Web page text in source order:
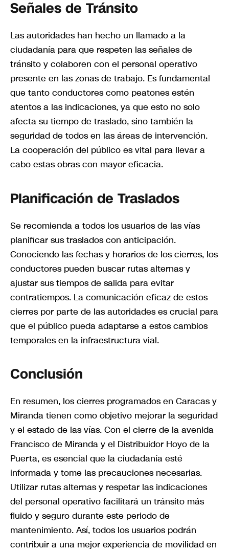
Señales de Tránsito
Las autoridades han hecho un llamado a la
ciudadanía para que respeten las señales de
tránsito y colaboren con el personal operativo
presente en las zonas de trabajo. Es fundamental
que tanto conductores como peatones estén
atentos a las indicaciones, ya que esto no solo
afecta su tiempo de traslado, sino también la
seguridad de todos en las áreas de intervención.
La cooperación del público es vital para llevar a
cabo estas obras con mayor eficacia.
Planificación de Traslados
Se recomienda a todos los usuarios de las vías
planificar sus traslados con anticipación.
Conociendo las fechas y horarios de los cierres, los
conductores pueden buscar rutas alternas y
ajustar sus tiempos de salida para evitar
contratiempos. La comunicación eficaz de estos
cierres por parte de las autoridades es crucial para
que el público pueda adaptarse a estos cambios
temporales en la infraestructura vial.
Conclusión
En resumen, los cierres programados en Caracas y
Miranda tienen como objetivo mejorar la seguridad
y el estado de las vías. Con el cierre de la avenida
Francisco de Miranda y el Distribuidor Hoyo de la
Puerta, es esencial que la ciudadanía esté
informada y tome las precauciones necesarias.
Utilizar rutas alternas y respetar las indicaciones
del personal operativo facilitará un tránsito más
fluido y seguro durante este periodo de
mantenimiento. Así, todos los usuarios podrán
contribuir a una mejor experiencia de movilidad en